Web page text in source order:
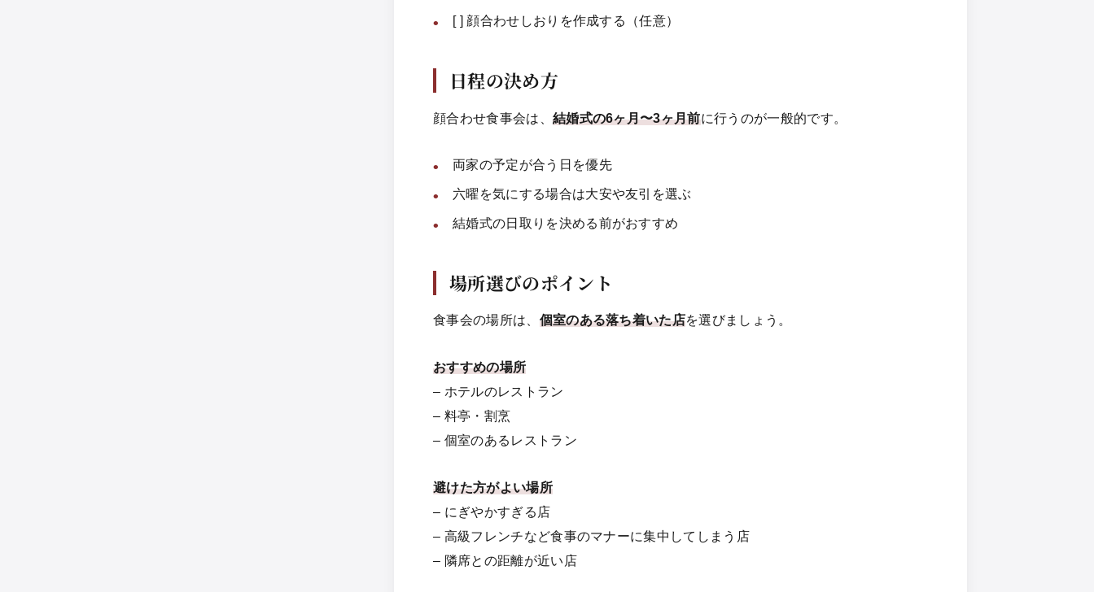
[ ] 顔合わせしおりを作成する（任意）
日程の決め方
顔合わせ食事会は、 結婚式の6ヶ月〜3ヶ月前に行うのが一般的です。
両家の予定が合う日を優先
六曜を気にする場合は大安や友引を選ぶ
結婚式の日取りを決める前がおすすめ
場所選びのポイント
食事会の場所は、 個室のある落ち着いた店を選びましょう。
おすすめの場所
– ホテルのレストラン
– 料亭・割烹
– 個室のあるレストラン
避けた方がよい場所
– にぎやかすぎる店
– 高級フレンチなど食事のマナーに集中してしまう店
– 隣席との距離が近い店